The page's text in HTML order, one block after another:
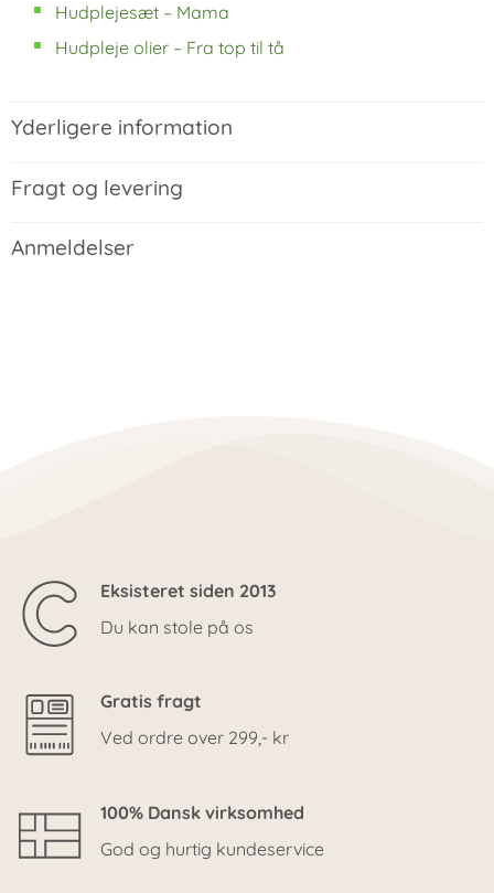
Hudplejesæt – Mama
Hudpleje olier – Fra top til tå
Yderligere information
Fragt og levering
Anmeldelser
Eksisteret siden 2013
Du kan stole på os
Gratis fragt
Ved ordre over 299,- kr
100% Dansk virksomhed
God og hurtig kundeservice